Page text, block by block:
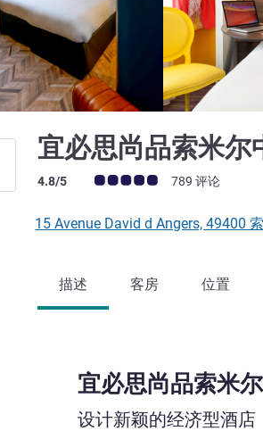
宜必思尚品索米
客户意见评级 (ALL 评级)
4.8/5 789 评论
15 Avenue David d Angers, 49400
描述 客房 位置
宜必思尚品索米
设计新颖的经济型酒店